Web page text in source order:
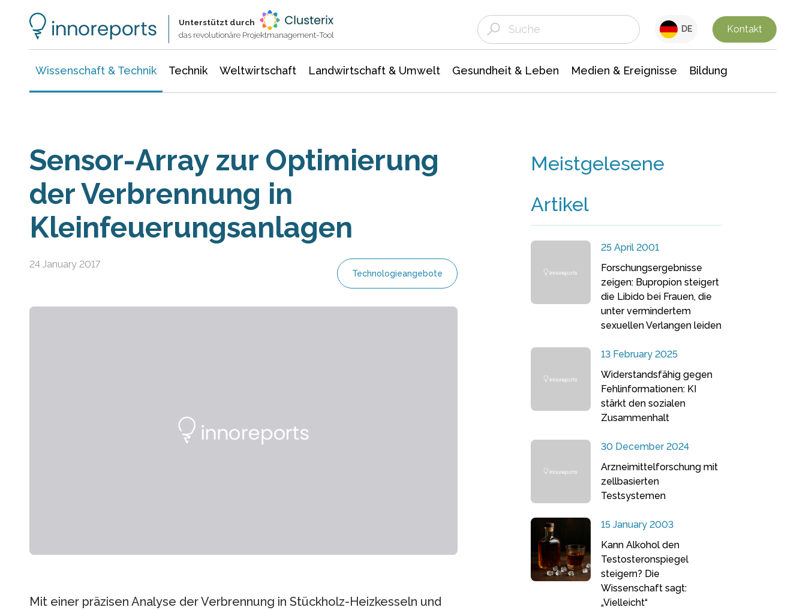
Unterstützt durch
das revolutionäre Projektmanagement-Tool
DE Kontakt
Wissenschaft & Technik Technik Weltwirtschaft Landwirtschaft & Umwelt Gesundheit & Leben Medien & Ereignisse Bildung
Sensor-Array zur Optimierung
der Verbrennung in
Kleinfeuerungsanlagen
24 January 2017
Technologieangebote
Mit einer präzisen Analyse der Verbrennung in Stückholz-Heizkesseln und
Meistgelesene
Artikel
25 April 2001
Forschungsergebnisse
zeigen: Bupropion steigert
die Libido bei Frauen, die
unter vermindertem
sexuellen Verlangen leiden
13 February 2025
Widerstandsfähig gegen
Fehlinformationen: KI
stärkt den sozialen
Zusammenhalt
30 December 2024
Arzneimittelforschung mit
zellbasierten
Testsystemen
15 January 2003
Kann Alkohol den
Testosteronspiegel
steigern? Die
Wissenschaft sagt:
„Vielleicht“